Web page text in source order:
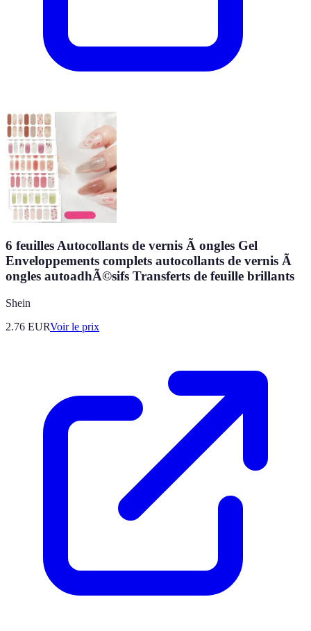
6 feuilles Autocollants de vernis Ã ongles Gel
Enveloppements complets autocollants de vernis Ã
ongles autoadhÃ©sifs Transferts de feuille brillants
Shein
2.76 EURVoir le prix